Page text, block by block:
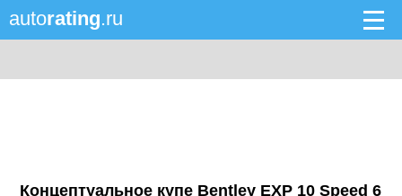
autorating.ru
Концептуальное купе Bentley EXP 10 Speed 6